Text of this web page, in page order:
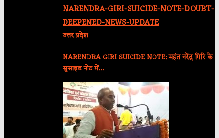
उत्तर प्रदेश
NARENDRA GIRI SUICIDE NOTE: महंत नरेंद्र गिरि के
सुसाइड नोट में…